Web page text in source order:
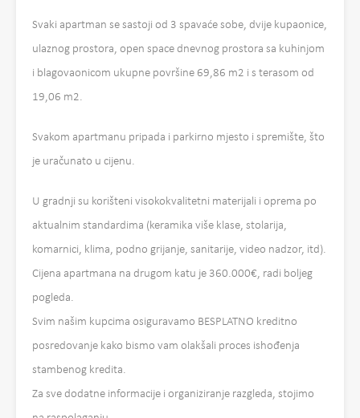
Svaki apartman se sastoji od 3 spavaće sobe, dvije kupaonice,
ulaznog prostora, open space dnevnog prostora sa kuhinjom
i blagovaonicom ukupne površine 69,86 m2 i s terasom od
19,06 m2.
Svakom apartmanu pripada i parkirno mjesto i spremište, što
je uračunato u cijenu.
U gradnji su korišteni visokokvalitetni materijali i oprema po
aktualnim standardima (keramika više klase, stolarija,
komarnici, klima, podno grijanje, sanitarije, video nadzor, itd).
Cijena apartmana na drugom katu je 360.000€, radi boljeg
pogleda.
Svim našim kupcima osiguravamo BESPLATNO kreditno
posredovanje kako bismo vam olakšali proces ishođenja
stambenog kredita.
Za sve dodatne informacije i organiziranje razgleda, stojimo